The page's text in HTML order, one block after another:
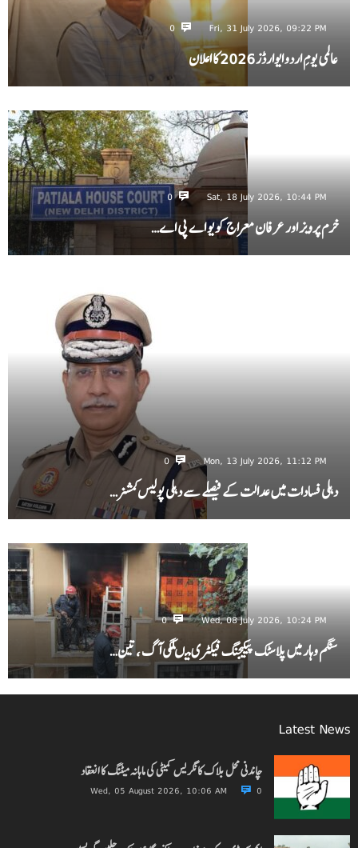
Fri, 31 July 2026, 09:22 PM
0
عالمی یومِ اردو ایوارڈز 2026 کا اعلان
Sat, 18 July 2026, 10:44 PM
0
خرم پرویز اور عرفان معراج کو یو اے پی اے…
Mon, 13 July 2026, 11:12 PM
0
دہلی فسادات میں عدالت کے فیصلے سے دہلی پولیس کمشنر…
Wed, 08 July 2026, 10:24 PM
0
سنگم وہار میں پلاسٹک پیکیجنگ فیکٹری میںلگی آگ ، تین…
Latest News
چاندنی محل بلاک کانگریس کمیٹی کی ماہانہ میٹنگ کا انعقاد
Wed, 05 August 2026, 10:06 AM 0